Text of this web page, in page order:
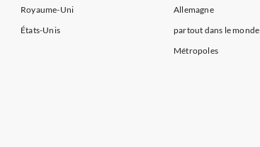
Royaume-Uni
États-Unis
Allemagne
partout dans le monde
Métropoles